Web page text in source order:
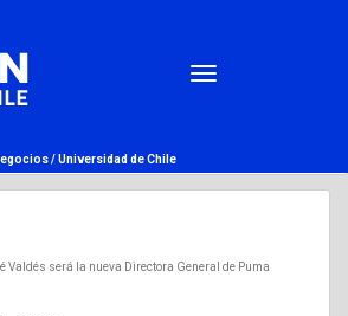
/Universidad de Chile
Valdés será la nueva Directora General de Puma